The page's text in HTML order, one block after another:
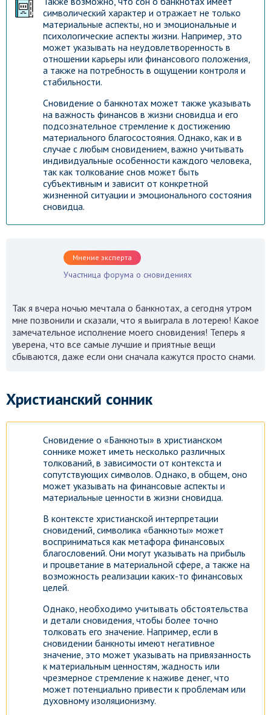
символический характер и отражает не только
материальные аспекты, но и эмоциональные и
психологические аспекты жизни. Например, это
может указывать на неудовлетворенность в
отношении карьеры или финансового положения,
а также на потребность в ощущении контроля и
стабильности.
Сновидение о банкнотах может также указывать
на важность финансов в жизни сновидца и его
подсознательное стремление к достижению
материального благосостояния. Однако, как и в
случае с любым сновидением, важно учитывать
индивидуальные особенности каждого человека,
так как толкование снов может быть
субъективным и зависит от конкретной
жизненной ситуации и эмоционального состояния
сновидца.
Мнение эксперта
Участница форума о сновидениях
Так я вчера ночью мечтала о банкнотах, а сегодня утром
мне позвонили и сказали, что я выиграла в лотерею! Какое
замечательное исполнение моего сновидения! Теперь я
уверена, что все самые лучшие и приятные вещи
сбываются, даже если они сначала кажутся просто снами.
Христианский сонник
Сновидение о «Банкноты» в христианском
соннике может иметь несколько различных
толкований, в зависимости от контекста и
сопутствующих символов. Однако, в общем, оно
может указывать на финансовые аспекты и
материальные ценности в жизни сновидца.
В контексте христианской интерпретации
сновидений, символика «банкноты» может
восприниматься как метафора финансовых
благословений. Они могут указывать на прибыль
и процветание в материальной сфере, а также на
возможность реализации каких-то финансовых
целей.
Однако, необходимо учитывать обстоятельства
и детали сновидения, чтобы более точно
толковать его значение. Например, если в
сновидении банкноты имеют негативное
значение, это может указывать на привязанность
к материальным ценностям, жадность или
чрезмерное стремление к наживе денег, что
может потенциально привести к проблемам или
духовному изоляционизму.